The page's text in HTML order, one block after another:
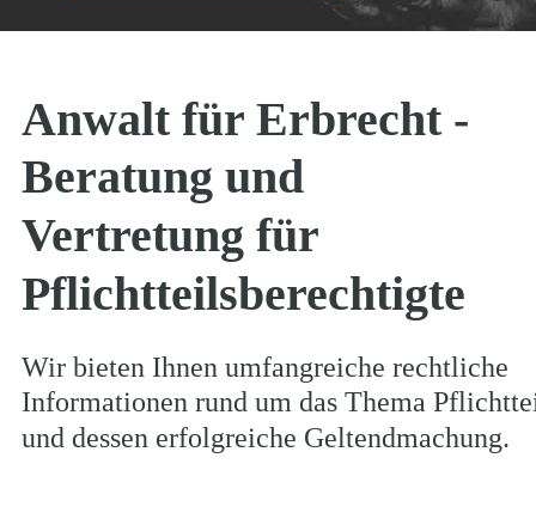
Anwalt für Erbrecht -
Beratung und
Vertretung für
Pflichtteilsberechtigte
Wir bieten Ihnen umfangreiche rechtliche
Informationen rund um das Thema
und dessen erfolgreiche Geltendmachung.